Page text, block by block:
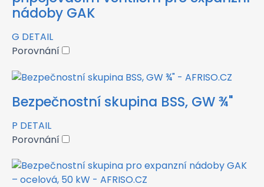
nádoby GAK
G DETAIL
Porovnání
Bezpečnostní skupina BSS, GW ¾"
P DETAIL
Porovnání